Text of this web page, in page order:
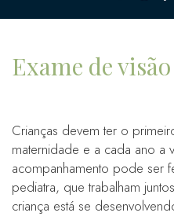
Exame de
Crianças devem ter o
maternidade e a cada ano a
acompanhamento pode ser
pediatra, que trabalham
criança está se